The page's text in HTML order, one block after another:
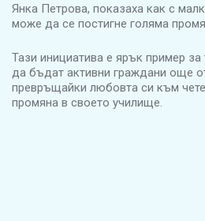
Янка Петрова, показаха как с
може да се постигне голяма
Тази инициатива е ярък пример
да бъдат активни граждани още
превръщайки любовта си към
промяна в своето училище.